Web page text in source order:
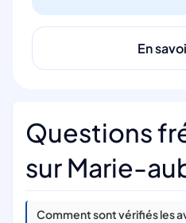
En
Questions
sur Marie-
Comment sont vérifiés les